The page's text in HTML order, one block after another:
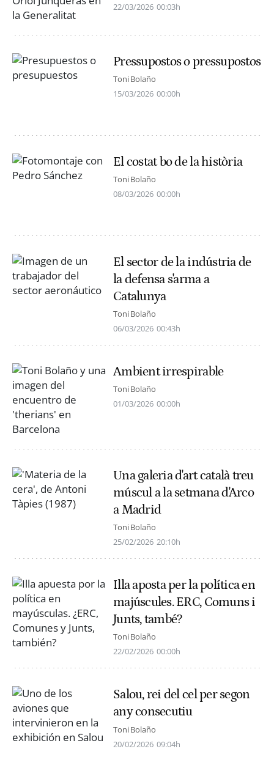
22/03/2026 00:03h
Pressupostos o pressupostos
Toni Bolaño
15/03/2026 00:00h
El costat bo de la història
Toni Bolaño
08/03/2026 00:00h
El sector de la indústria de
la defensa s'arma a
Catalunya
Toni Bolaño
06/03/2026 00:43h
Ambient irrespirable
Toni Bolaño
01/03/2026 00:00h
Una galeria d'art català treu
múscul a la setmana d'Arco
a Madrid
Toni Bolaño
25/02/2026 20:10h
Illa aposta per la política en
majúscules. ERC, Comuns i
Junts, també?
Toni Bolaño
22/02/2026 00:00h
Salou, rei del cel per segon
any consecutiu
Toni Bolaño
20/02/2026 09:04h